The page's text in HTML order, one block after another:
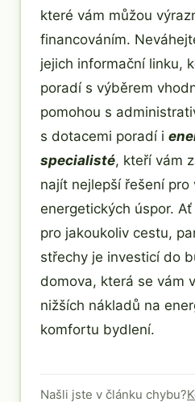
které vám můžou
financováním.
jejich informační linku,
poradí s výběrem
pomohou s
s dotacemi poradí i
specialisté, kteří vám
najít nejlepší řešení
energetických úspor.
pro jakoukoliv cestu,
střechy je investicí do
domova, která se vám
nižších nákladů na
komfortu bydlení.
Našli jste v článku chybu?